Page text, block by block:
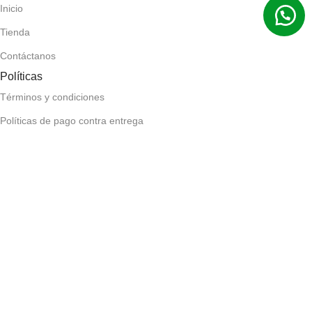
Inicio
Tienda
Contáctanos
Políticas
Términos y condiciones
Políticas de pago contra entrega